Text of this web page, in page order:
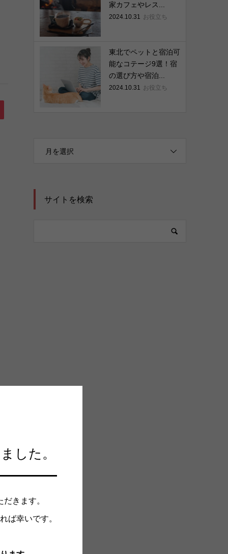
した。
きます。
ば幸いです。
家カフェやレス...
2024.10.31 お役立ち
東北でペットと宿泊可
能なコテージ9選！宿
の選び方や宿泊...
2024.10.31 お役立ち
月を選択
サイトを検索